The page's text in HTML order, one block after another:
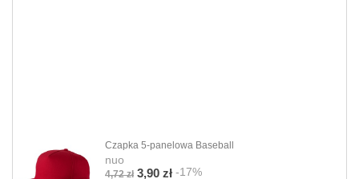
Czapka 5-panelowa Baseball
nuo
4,72 zł 3,90 zł -17%